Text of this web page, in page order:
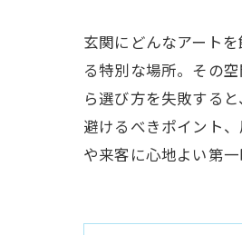
玄関にどんなアート
る特別な場所。その
ら選び方を失敗する
避けるべきポイント
や来客に心地よい第